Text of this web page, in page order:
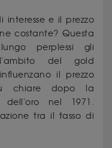
e il prezzo
costante? Questa
perplessi gli
del gold
il prezzo
chiare dopo la
dell'oro nel 1971.
tra il tasso di